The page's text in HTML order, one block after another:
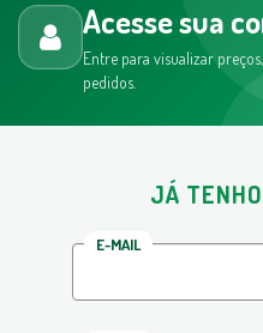
Acesse sua
Entre para visualizar
pedidos.
JÁ
E-MAIL